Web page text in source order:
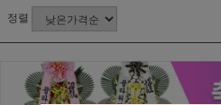
정렬